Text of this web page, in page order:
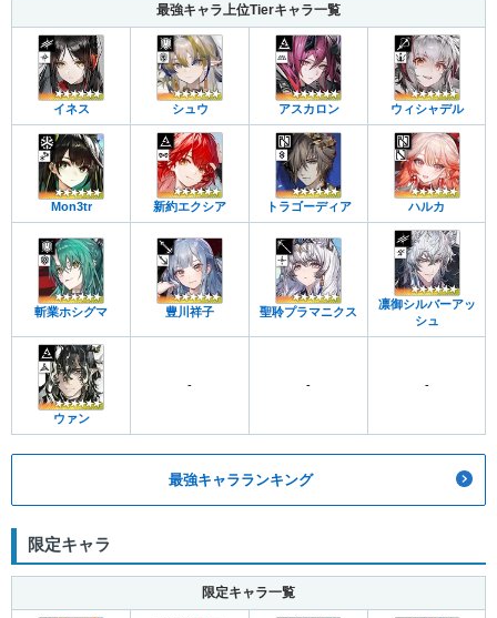
最強キャラ上位Tierキャラ一覧
イネス シュウ アスカロン ウィシャデル
Mon3tr 新約エクシア トラゴーディア ハルカ
斬業ホシグマ 豊川祥子 聖聆プラマニクス
凛御シルバーアッ
シュ
ウァン
- - -
最強キャラランキング
限定キャラ
限定キャラ一覧